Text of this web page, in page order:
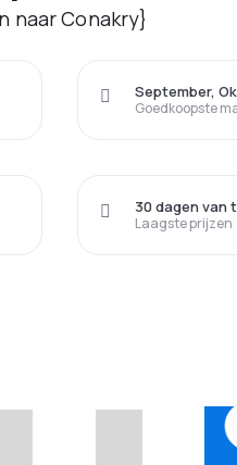
naar Conakry}
Goedkoopste
September,
Laagste prijzen
30 dagen van